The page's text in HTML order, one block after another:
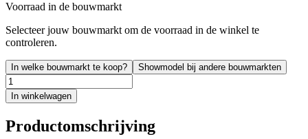
Voorraad in de bouwmarkt
Selecteer jouw bouwmarkt om de voorraad in de winkel te
controleren.
In welke bouwmarkt te koop? Showmodel bij andere bouwmarkten
In winkelwagen
Productomschrijving